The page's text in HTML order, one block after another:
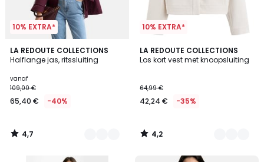
10% EXTRA*
LA REDOUTE COLLECTIONS
Halflange jas, ritssluiting
vanaf
109,00 €
65,40 € -40%
4,7
/ 5
2
Kleuren
4,7
/
10% EXTRA*
LA REDOUTE COLLECTIONS
Los kort vest met knoopsluiting
64,99 €
42,24 € -35%
4,2
/ 5
2
Kleuren
4,2
/